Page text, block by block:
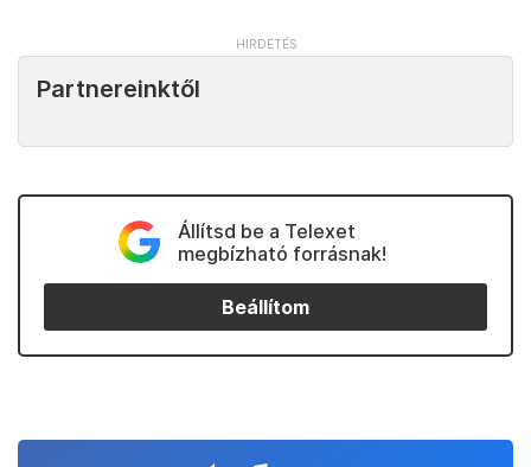
Partnereinktől
Állítsd be a Telexet
megbízható forrásnak!
Beállítom